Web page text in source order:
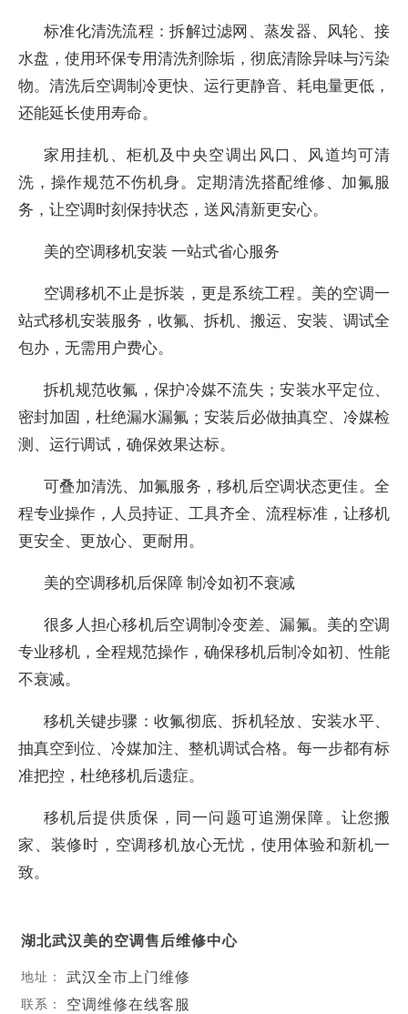
标准化清洗流程：拆解过滤网、蒸发器、风轮、接
水盘，使用环保专用清洗剂除垢，彻底清除异味与污染
物。清洗后空调制冷更快、运行更静音、耗电量更低，
还能延长使用寿命。
家用挂机、柜机及中央空调出风口、风道均可清
洗，操作规范不伤机身。定期清洗搭配维修、加氟服
务，让空调时刻保持状态，送风清新更安心。
美的空调移机安装 一站式省心服务
空调移机不止是拆装，更是系统工程。美的空调一
站式移机安装服务，收氟、拆机、搬运、安装、调试全
包办，无需用户费心。
拆机规范收氟，保护冷媒不流失；安装水平定位、
密封加固，杜绝漏水漏氟；安装后必做抽真空、冷媒检
测、运行调试，确保效果达标。
可叠加清洗、加氟服务，移机后空调状态更佳。全
程专业操作，人员持证、工具齐全、流程标准，让移机
更安全、更放心、更耐用。
美的空调移机后保障 制冷如初不衰减
很多人担心移机后空调制冷变差、漏氟。美的空调
专业移机，全程规范操作，确保移机后制冷如初、性能
不衰减。
移机关键步骤：收氟彻底、拆机轻放、安装水平、
抽真空到位、冷媒加注、整机调试合格。每一步都有标
准把控，杜绝移机后遗症。
移机后提供质保，同一问题可追溯保障。让您搬
家、装修时，空调移机放心无忧，使用体验和新机一
致。
湖北武汉美的空调售后维修中心
地址： 武汉全市上门维修
联系： 空调维修在线客服